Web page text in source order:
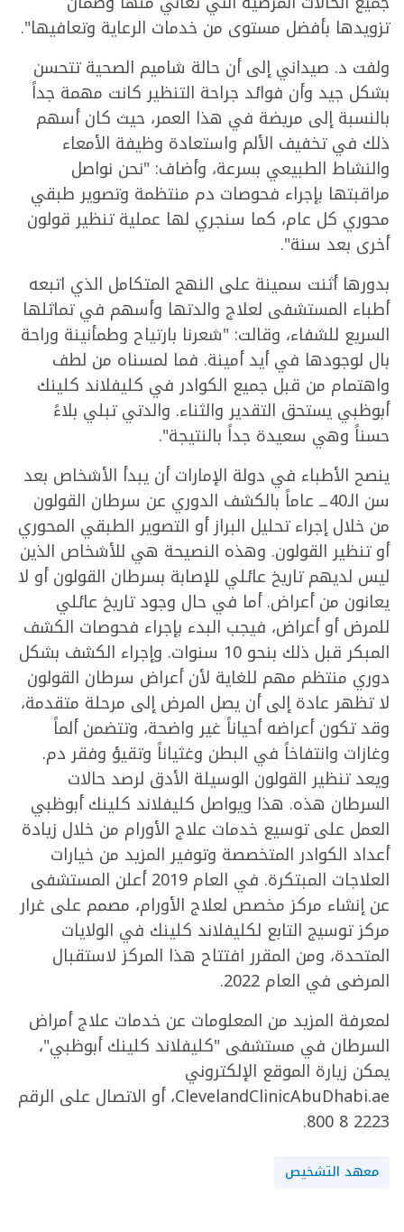
تزويدها بأفضل مستوى من خدمات الرعاية وتعافيها".
ولفت د. صيداني إلى أن حالة شاميم الصحية تتحسن
بشكل جيد وأن فوائد جراحة التنظير كانت مهمة جداً
بالنسبة إلى مريضة في هذا العمر، حيث كان أسهم
ذلك في تخفيف الألم واستعادة وظيفة الأمعاء
والنشاط الطبيعي بسرعة، وأضاف: "نحن نواصل
مراقبتها بإجراء فحوصات دم منتظمة وتصوير طبقي
محوري كل عام، كما سنجري لها عملية تنظير قولون
أخرى بعد سنة".
بدورها أثنت سمينة على النهج المتكامل الذي اتبعه
أطباء المستشفى لعلاج والدتها وأسهم في تماثلها
السريع للشفاء، وقالت: "شعرنا بارتياح وطمأنينة وراحة
بال لوجودها في أيد أمينة. فما لمسناه من لطف
واهتمام من قبل جميع الكوادر في كليفلاند كلينك
أبوظبي يستحق التقدير والثناء. والدتي تبلي بلاءً
حسناً وهي سعيدة جداً بالنتيجة".
ينصح الأطباء في دولة الإمارات أن يبدأ الأشخاص بعد
سن الـ40ــ عاماً بالكشف الدوري عن سرطان القولون
من خلال إجراء تحليل البراز أو التصوير الطبقي المحوري
أو تنظير القولون. وهذه النصيحة هي للأشخاص الذين
ليس لديهم تاريخ عائلي للإصابة بسرطان القولون أو لا
يعانون من أعراض. أما في حال وجود تاريخ عائلي
للمرض أو أعراض، فيجب البدء بإجراء فحوصات الكشف
المبكر قبل ذلك بنحو 10 سنوات. وإجراء الكشف بشكل
دوري منتظم مهم للغاية لأن أعراض سرطان القولون
لا تظهر عادة إلى أن يصل المرض إلى مرحلة متقدمة،
وقد تكون أعراضه أحياناً غير واضحة، وتتضمن ألماً
وغازات وانتفاخاً في البطن وغثياناً وتقيؤ وفقر دم.
ويعد تنظير القولون الوسيلة الأدق لرصد حالات
السرطان هذه. هذا ويواصل كليفلاند كلينك أبوظبي
العمل على توسيع خدمات علاج الأورام من خلال زيادة
أعداد الكوادر المتخصصة وتوفير المزيد من خيارات
العلاجات المبتكرة. في العام 2019 أعلن المستشفى
عن إنشاء مركز مخصص لعلاج الأورام، مصمم على غرار
مركز توسيج التابع لكليفلاند كلينك في الولايات
المتحدة، ومن المقرر افتتاح هذا المركز لاستقبال
المرضى في العام 2022.
لمعرفة المزيد من المعلومات عن خدمات علاج أمراض
السرطان في مستشفى "كليفلاند كلينك أبوظبي"،
يمكن زيارة الموقع الإلكتروني
ClevelandClinicAbuDhabi.ae، أو الاتصال على الرقم
2223 8 800.
معهد التشخيص